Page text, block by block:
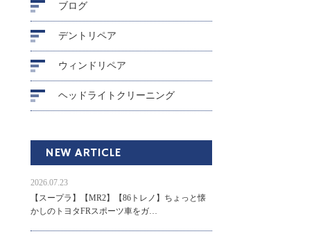
ブログ
デントリペア
ウィンドリペア
ヘッドライトクリーニング
NEW ARTICLE
2026.07.23
【スープラ】【MR2】【86トレノ】ちょっと懐
かしのトヨタFRスポーツ車をガ…